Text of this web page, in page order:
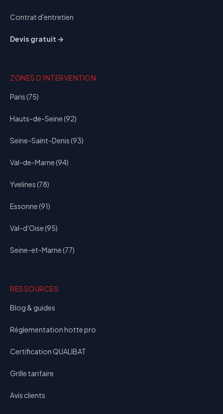
Contrat d'entretien
Devis gratuit →
ZONES D'INTERVENTION
Paris (75)
Hauts-de-Seine (92)
Seine-Saint-Denis (93)
Val-de-Marne (94)
Yvelines (78)
Essonne (91)
Val-d'Oise (95)
Seine-et-Marne (77)
RESSOURCES
Blog & guides
Réglementation hotte pro
Certification QUALIBAT
Grille tarifaire
Avis clients